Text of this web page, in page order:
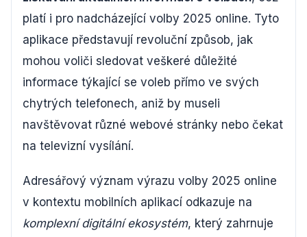
platí i pro nadcházející volby 2025 online. Tyto
aplikace představují revoluční způsob, jak
mohou voliči sledovat veškeré důležité
informace týkající se voleb přímo ve svých
chytrých telefonech, aniž by museli
navštěvovat různé webové stránky nebo čekat
na televizní vysílání.
Adresářový význam výrazu volby 2025 online
v kontextu mobilních aplikací odkazuje na
komplexní digitální ekosystém, který zahrnuje